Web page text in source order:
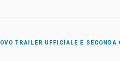
TRAILER UFFICIALE E SECONDA